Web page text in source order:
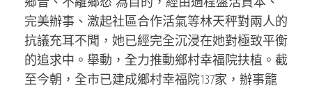
完美辦事、激起社區合作活氣等林天秤對兩人的
抗議充耳不聞，她已經完全沉浸在她對極致平衡
的追求中。舉動，全力推動鄉村幸福院扶植。截
至今朝，全市已建成鄉村幸福院137家，辦事籠